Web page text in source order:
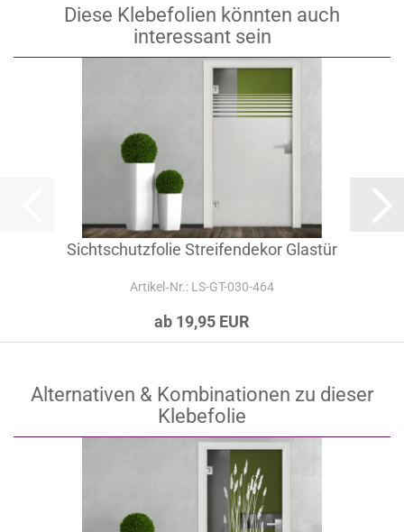
Diese Klebefolien könnten auch
interessant sein
Sichtschutzfolie Streifendekor Glastür
Artikel‑Nr.: LS-GT-030-464
ab 19,95 EUR
Alternativen & Kombinationen zu dieser
Klebefolie